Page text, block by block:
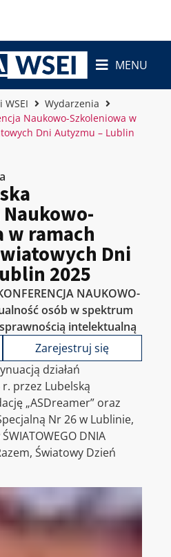
MENU
WSEI
Wydarzenia
Naukowo-Szkoleniowa w
Dni Autyzmu – Lublin
w ramach
Dni
2025
NAUKOWO-
osób w spektrum
intelektualną
Zarejestruj się
działań
przez Lubelską
„ASDreamer” oraz
Nr 26 w Lublinie,
DNIA
Światowy Dzień